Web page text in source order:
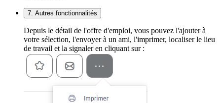
7. Autres fonctionnalités
Depuis le détail de l'offre d'emploi, vous pouvez l'ajouter à
votre sélection, l'envoyer à un ami, l'imprimer, localiser le lieu
de travail et la signaler en cliquant sur :